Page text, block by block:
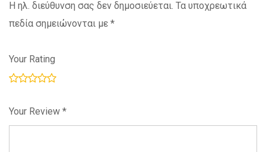
Η ηλ. διεύθυνση σας δεν δημοσιεύεται. Τα υποχρεωτικά
πεδία σημειώνονται με *
Your Rating
Your Review *